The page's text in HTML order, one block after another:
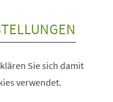
Sie sich damit
verwendet.